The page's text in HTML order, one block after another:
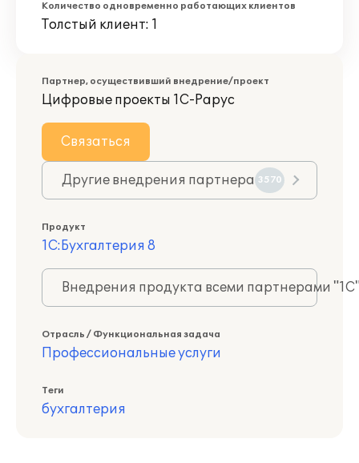
Количество одновременно работающих клиентов
Толстый клиент: 1
Партнер, осуществивший внедрение/проект
Цифровые проекты 1С-Рарус
Связаться
Другие внедрения партнера 3570
Продукт
1С:Бухгалтерия 8
Внедрения продукта всеми партнерами
Отрасль / Функциональная задача
Профессиональные услуги
Теги
бухгалтерия